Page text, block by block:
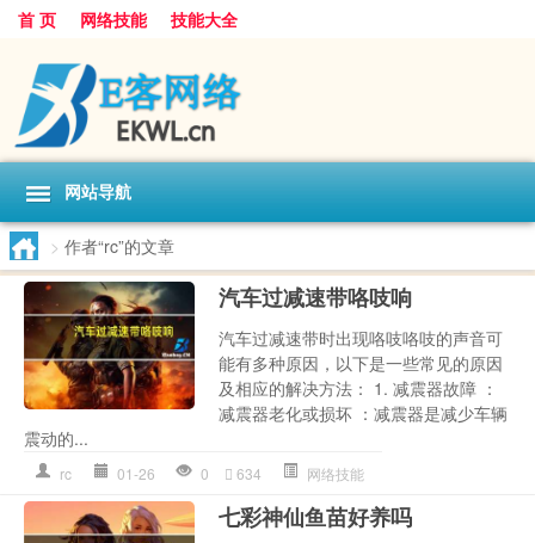
首 页 网络技能 技能大全
网站导航
> 作者“rc”的文章
汽车过减速带咯吱响
汽车过减速带时出现咯吱咯吱的声音可
能有多种原因，以下是一些常见的原因
及相应的解决方法： 1. 减震器故障 ：
减震器老化或损坏 ：减震器是减少车辆
震动的...
rc 01-26 0 634 网络技能
七彩神仙鱼苗好养吗